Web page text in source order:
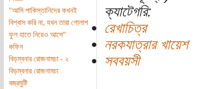
"আমি পাকিস্তানিদের কখনই
বিশ্বাস করি না, যখন তারা গোলাপ
ফুল হাতে নিয়েও আসে"
কফিন
বিড়ম্বনার রোজনামচা - ২
বিড়ম্বনার রোজনামচা
বজ্রমুষ্টি
ক্যাটেগরি:
রেখাচিত্র
নরকযাত্রার খায়েশ
সববয়সী